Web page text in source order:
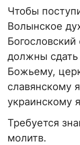
Чтобы
Волынское
Богословский
должны
Божьему,
славянскому
украинскому
Требуется
молитв.